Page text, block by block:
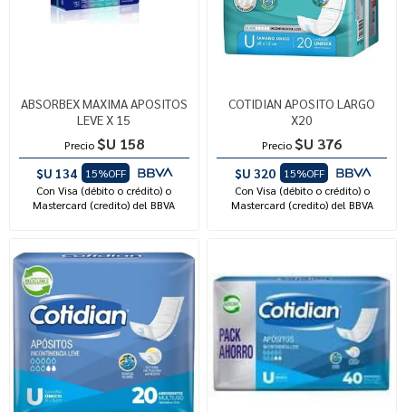
ABSORBEX MAXIMA APOSITOS
LEVE X 15
Precio $U 158
$U 134
15%OFF
Con Visa (débito o crédito) o
Mastercard (credito) del BBVA
COTIDIAN APOSITO LARGO
X20
Precio $U 376
$U 320
15%OFF
Con Visa (débito o crédito) o
Mastercard (credito) del BBVA